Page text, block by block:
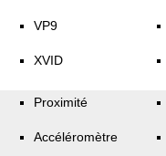
VP9
XVID
Proximité
Accéléromètre